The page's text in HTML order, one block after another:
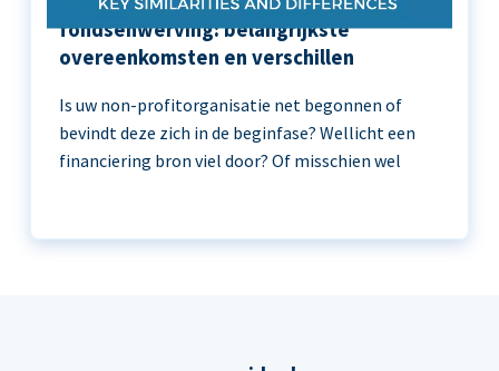
fondsenwerving: belangrijkste
overeenkomsten en verschillen
Is uw non-profitorganisatie net begonnen of
bevindt deze zich in de beginfase? Wellicht een
financiering bron viel door? Of misschien wel